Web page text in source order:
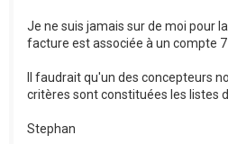
Je ne suis jamais sur de moi pour
facture est associée à un compte 7
Il faudrait qu'un des concepteurs
critères sont constituées les listes
Stephan